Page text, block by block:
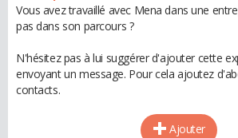
Vous avez travaillé avec Mena dans une
pas dans son parcours ?
N'hésitez pas à lui suggérer d'ajouter cette
envoyant un message. Pour cela ajoutez
contacts.
Ajouter